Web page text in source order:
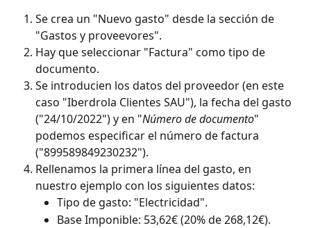
Se crea un "Nuevo gasto" desde la sección de
"Gastos y proveevores".
Hay que seleccionar "Factura" como tipo de
documento.
Se introducien los datos del proveedor (en este
caso "Iberdrola Clientes SAU"), la fecha del gasto
("24/10/2022") y en "Número de documento"
podemos especificar el número de factura
("899589849230232").
Rellenamos la primera línea del gasto, en
nuestro ejemplo con los siguientes datos:
Tipo de gasto: "Electricidad".
Base Imponible: 53,62€ (20% de 268,12€).